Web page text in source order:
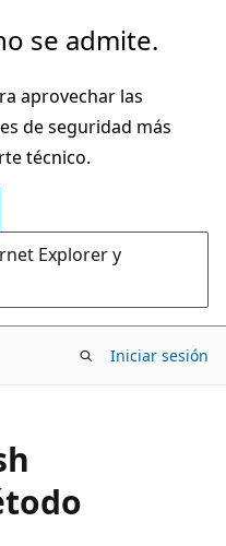
se admite.
aprovechar las
de seguridad más
técnico.
Explorer y
Iniciar sesión